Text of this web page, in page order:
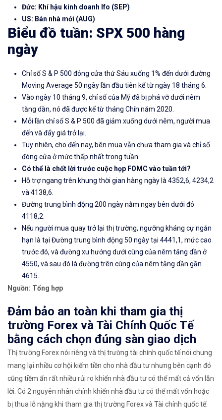
Đức: Khí hậu kinh doanh Ifo (SEP)
US: Bán nhà mới (AUG)
Biểu đồ tuần: SPX 500 hàng
ngày
Chỉ số S & P 500 đóng cửa thứ Sáu xuống 1% đến dưới đường
Moving Average 50 ngày lần đầu tiên kể từ ngày 18 tháng 6.
Vào ngày 10 tháng 9, chỉ số của Mỹ đã bị phá vỡ dưới nêm
tăng dần, nó đã được kể từ tháng Chín năm 2020.
Mỗi lần chỉ số S & P 500 đã giảm xuống dưới nêm, người mua
đến và đẩy giá trở lại.
Tuy nhiên, cho đến nay, bên mua vẫn chưa tham gia và chỉ số
đóng cửa ở mức thấp nhất trong tuần.
Có thể là chốt lời trước cuộc họp FOMC vào tuần tới?
Hỗ trợ ngang trên khung thời gian hàng ngày là 4352,6, 4234,2
và 4138,6.
Đường trung bình động 200 ngày nằm ngay bên dưới đó
4118,2.
Nếu người mua quay trở lại thị trường, ngưỡng kháng cự ngắn
hạn là tại Đường trung bình động 50 ngày tại 4441,1, mức cao
trước đó, và đường xu hướng dưới cùng của nêm tăng dần ở
4550, và sau đó là đường trên cùng của nêm tăng dần gần
4615.
Nguồn: Tổng hợp
Đảm bảo an toàn khi tham gia thị
trường Forex và Tài Chính Quốc Tế
bằng cách chọn đúng sàn giao dịch
Thị trường Forex nói riêng và thị trường tài chính quốc tế nói chung
mang lại nhiều cơ hội kiếm tiền cho nhà đầu tư nhưng bên cạnh đó
cũng tiềm ẩn rất nhiều rủi ro khiến nhà đầu tư có thể mất cả vốn lẫn
lời. Có 2 nguyên nhân chính khiến nhà đầu tư có thể mất vốn hoặc
bị thua lỗ nặng khi tham gia thị trường Forex và Tài chính quốc tế: